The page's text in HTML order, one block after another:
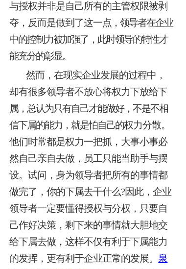
与授权并非是自己所有的主管权限被剥
夺，反而是做到了这一点，领导者在企业
中的控制力被加强了，此时领导的特性才
能充分的彰显。
然而，在现实企业发展的过程中，
却有很多领导者不放心将权力下放给下
属，总认为只有自己才能做好，不是不相
信下属的能力，就是怕自己的权力分散。
他们时常都是权力一把抓，大事小事必
然自己亲自去做，员工只能当助手与摆
设。试问，身为领导者把所有的事情都
做完了，你的下属去干什么?因此，企业
领导者一定要懂得授权与分权，只要自
己作好决策，剩下来的事情就大胆地交
给下属去做，这样不仅有利于下属能力
的发挥，更有利于企业正常的发展。 泉